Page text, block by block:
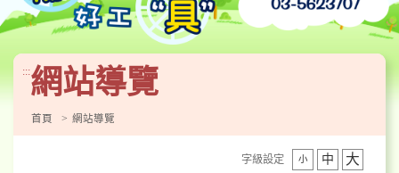
:::網站導覽
首頁 網站導覽
字級設定 小 中 大